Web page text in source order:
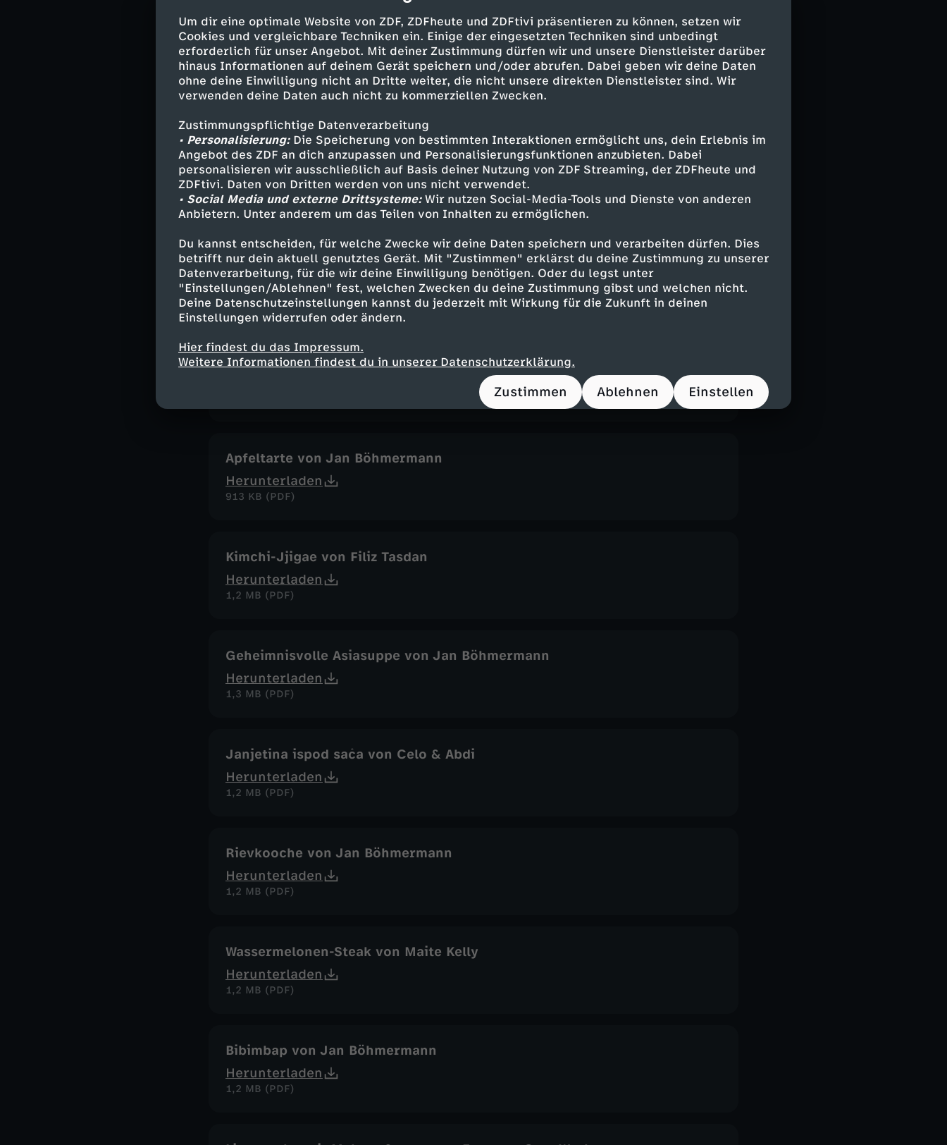
Um dir eine optimale Website von ZDF, ZDFheute und ZDFtivi präsentieren zu können, setzen wir
Cookies und vergleichbare Techniken ein. Einige der eingesetzten Techniken sind unbedingt
erforderlich für unser Angebot. Mit deiner Zustimmung dürfen wir und unsere Dienstleister darüber
hinaus Informationen auf deinem Gerät speichern und/oder abrufen. Dabei geben wir deine Daten
ohne deine Einwilligung nicht an Dritte weiter, die nicht unsere direkten Dienstleister sind. Wir
verwenden deine Daten auch nicht zu kommerziellen Zwecken.
Zustimmungspflichtige Datenverarbeitung
• Personalisierung:Die Speicherung von bestimmten Interaktionen ermöglicht uns, dein Erlebnis im
Angebot des ZDF an dich anzupassen und Personalisierungsfunktionen anzubieten. Dabei
personalisieren wir ausschließlich auf Basis deiner Nutzung von ZDF Streaming, der ZDFheute und
ZDFtivi. Daten von Dritten werden von uns nicht verwendet.
• Social Media und externe Drittsysteme:Wir nutzen Social-Media-Tools und Dienste von anderen
Anbietern. Unter anderem um das Teilen von Inhalten zu ermöglichen.
Du kannst entscheiden, für welche Zwecke wir deine Daten speichern und verarbeiten dürfen. Dies
betrifft nur dein aktuell genutztes Gerät. Mit "Zustimmen" erklärst du deine Zustimmung zu unserer
Datenverarbeitung, für die wir deine Einwilligung benötigen. Oder du legst unter
"Einstellungen/Ablehnen" fest, welchen Zwecken du deine Zustimmung gibst und welchen nicht.
Deine Datenschutzeinstellungen kannst du jederzeit mit Wirkung für die Zukunft in deinen
Einstellungen widerrufen oder ändern.
Hier findest du das Impressum.
Weitere Informationen findest du in unserer Datenschutzerklärung.
Zustimmen Ablehnen Einstellen
799 KB (PDF)
Salzgemüse von Jan Böhmermann
Herunterladen
1,3 MB (PDF)
Dorade & Zucchini-Mango-Salat von Bruce Darnell
Herunterladen
1,2 MB (PDF)
Kohlrouladen mit Salzkartoffeln von Jan Böhmermann
Herunterladen
955 KB (PDF)
Letscho von Laura Larsson
Apfeltarte von Jan Böhmermann
Herunterladen
913 KB (PDF)
Kimchi-Jjigae von Filiz Tasdan
Herunterladen
1,2 MB (PDF)
Geheimnisvolle Asiasuppe von Jan Böhmermann
Herunterladen
1,3 MB (PDF)
Janjetina ispod sača von Celo & Abdi
Herunterladen
1,2 MB (PDF)
Rievkooche von Jan Böhmermann
Herunterladen
1,2 MB (PDF)
Wassermelonen-Steak von Maite Kelly
Herunterladen
1,2 MB (PDF)
Bibimbap von Jan Böhmermann
Herunterladen
1,2 MB (PDF)